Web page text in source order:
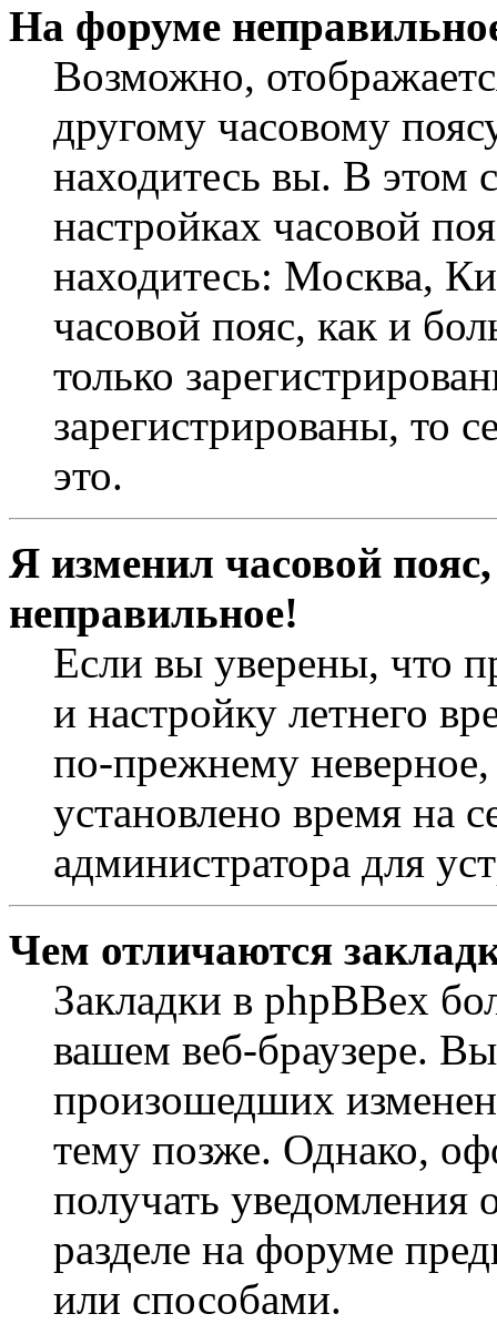
На форуме
Возможно,
другому часовому
находитесь вы. В этом
настройках часовой
находитесь: Москва,
часовой пояс, как и
только
зарегистрированы, то
это.
Я изменил часовой
неправильное!
Если вы уверены, что
и настройку летнего
по-прежнему неверное,
установлено время на
администратора для
Чем отличаются
Закладки в phpBBex
вашем веб-браузере.
произошедших
тему позже. Однако,
получать уведомления
разделе на форуме
или способами.